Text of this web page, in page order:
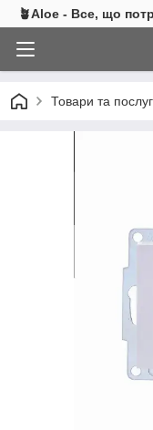
🪴Aloe - Все, що
Товари та